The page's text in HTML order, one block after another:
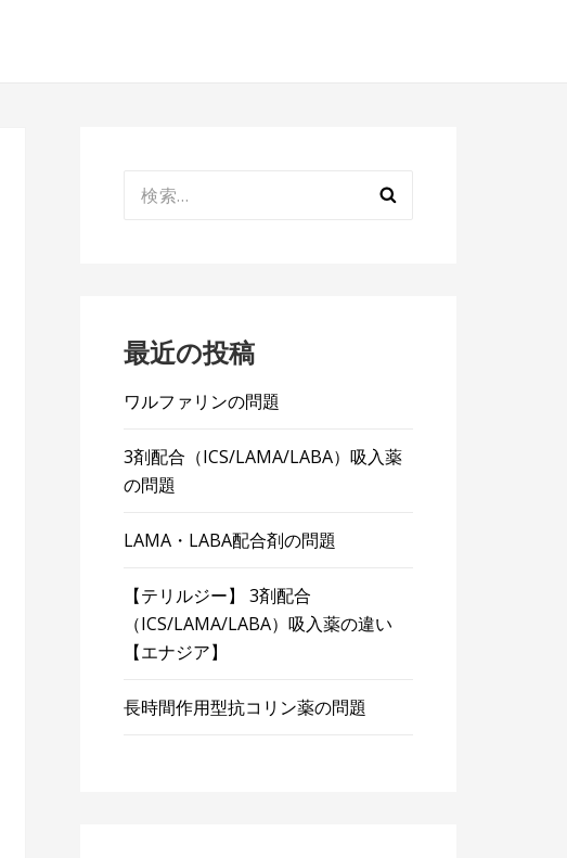
索:
最近の投稿
ワルファリンの問題
3剤配合（ICS/LAMA/LABA）吸入薬
の問題
LAMA・LABA配合剤の問題
【テリルジー】 3剤配合
（ICS/LAMA/LABA）吸入薬の違い
【エナジア】
長時間作用型抗コリン薬の問題